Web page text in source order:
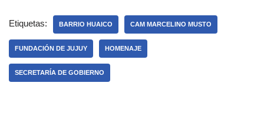
Etiquetas: BARRIO HUAICO CAM MARCELINO MUSTO
FUNDACIÓN DE JUJUY HOMENAJE
SECRETARÍA DE GOBIERNO